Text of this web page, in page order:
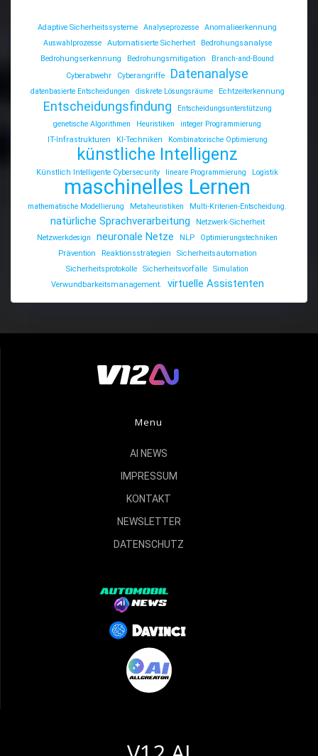
Adaptive Sicherheitssysteme Analyseprozesse
Anomalieerkennung
Auswahlprozesse
Automatisierte Sicherheit
Bedrohungsanalyse
Bedrohungserkennung
Bedrohungsmitigation
Branch-and-Bound
Cyberabwehr
Cyberangriffe Datenanalyse
datenbasierte Entscheidungen diskrete Lösungsräume Echtzeiterkennung
Entscheidungsfindung
Entscheidungsunterstützung
genetische Algorithmen
Heuristiken
integer Programmierung
IT-Infrastrukturen
KI-Techniken Kombinatorische Optimierung
künstliche Intelligenz
Künstlich Intelligente Cybersecurity lineare Programmierung Logistik
maschinelles Lernen
mathematische Modellierung Metaheuristiken Multi-Kriterien-Entscheidung.
natürliche Sprachverarbeitung
Netzwerk-Sicherheit
Netzwerkdesign
neuronale Netze NLP
Optimierungstechniken
Prävention
Reaktionsstrategien
Sicherheitsautomation
Sicherheitsprotokolle
Sicherheitsvorfälle
Simulation
Verwundbarkeitsmanagement.
virtuelle Assistenten
Menu
AI NEWS
IMPRESSUM
KONTAKT
NEWSLETTER
DATENSCHUTZ